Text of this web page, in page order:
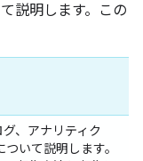
説明します。この
、アナリティク
いて説明します。